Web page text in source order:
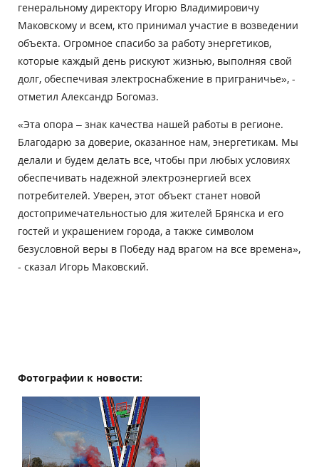
генеральному директору Игорю Владимировичу
Маковскому и всем, кто принимал участие в возведении
объекта. Огромное спасибо за работу энергетиков,
которые каждый день рискуют жизнью, выполняя свой
долг, обеспечивая электроснабжение в приграничье», -
отметил Александр Богомаз.
«Эта опора – знак качества нашей работы в регионе.
Благодарю за доверие, оказанное нам, энергетикам. Мы
делали и будем делать все, чтобы при любых условиях
обеспечивать надежной электроэнергией всех
потребителей. Уверен, этот объект станет новой
достопримечательностью для жителей Брянска и его
гостей и украшением города, а также символом
безусловной веры в Победу над врагом на все времена»,
- сказал Игорь Маковский.
Фотографии к новости: